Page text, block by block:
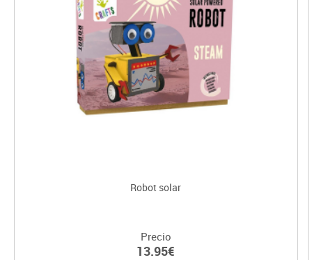
Robot solar
Precio
13.95€